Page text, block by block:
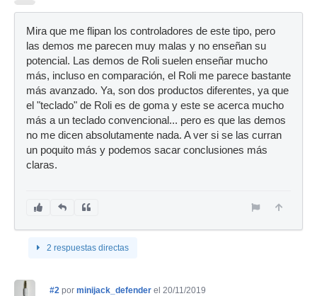
Mira que me flipan los controladores de este tipo, pero
las demos me parecen muy malas y no enseñan su
potencial. Las demos de Roli suelen enseñar mucho
más, incluso en comparación, el Roli me parece bastante
más avanzado. Ya, son dos productos diferentes, ya que
el "teclado" de Roli es de goma y este se acerca mucho
más a un teclado convencional... pero es que las demos
no me dicen absolutamente nada. A ver si se las curran
un poquito más y podemos sacar conclusiones más
claras.
2 respuestas directas
#2 por minijack_defender el 20/11/2019